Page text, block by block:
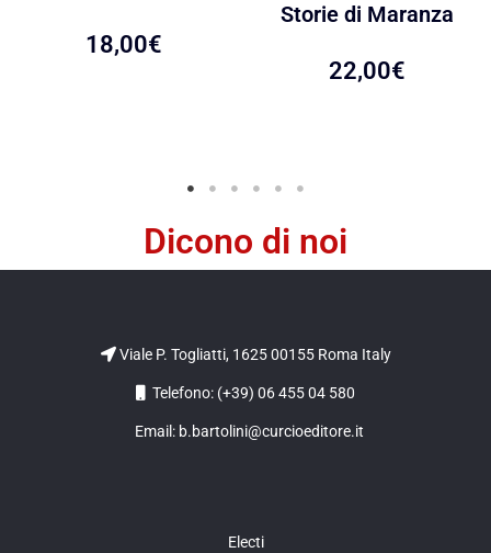
18,00€
Storie di Maranza
22,00€
Dicono di noi
Viale P. Togliatti, 1625 00155 Roma Italy
Telefono: (+39) 06 455 04 580
Email: b.bartolini@curcioeditore.it
Electi